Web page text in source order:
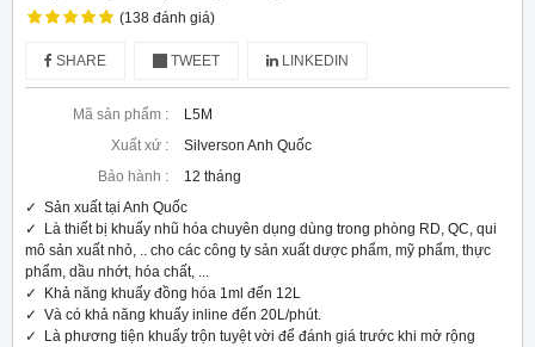
(138 đánh giá)
SHARE TWEET LINKEDIN
Mã sản phẩm :
L5M
Xuất xứ :
Silverson Anh Quốc
Bảo hành :
12 tháng
✓  Sản xuất tại Anh Quốc
✓  Là thiết bị khuấy nhũ hóa chuyên dụng dùng trong phòng RD, QC, qui
mô sản xuất nhỏ, .. cho các công ty sản xuất dược phẩm, mỹ phẩm, thực
phẩm, dầu nhớt, hóa chất, ...
✓  Khả năng khuấy đồng hóa 1ml đến 12L
✓  Và có khả năng khuấy inline đến 20L/phút.
✓  Là phương tiện khuấy trộn tuyệt vời để đánh giá trước khi mở rộng